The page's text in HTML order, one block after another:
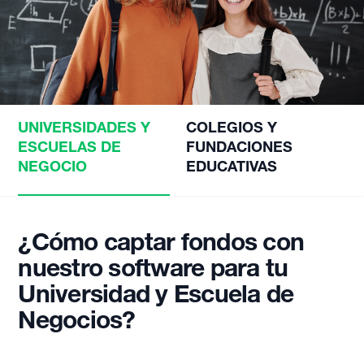
UNIVERSIDADES Y
ESCUELAS DE
NEGOCIO
COLEGIOS Y
FUNDACIONES
EDUCATIVAS
¿Cómo captar fondos con
nuestro software para tu
Universidad y Escuela de
Negocios?